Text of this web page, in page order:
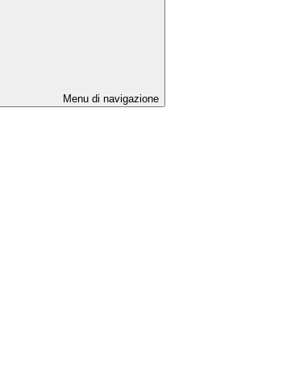
Menu di navigazione